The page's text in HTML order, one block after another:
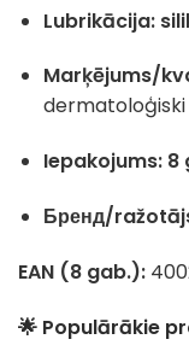
Lubrikācija:
Marķējums/
Iepakojums: 8
Бренд/
EAN (8 gab.):
🌟 Populārākie